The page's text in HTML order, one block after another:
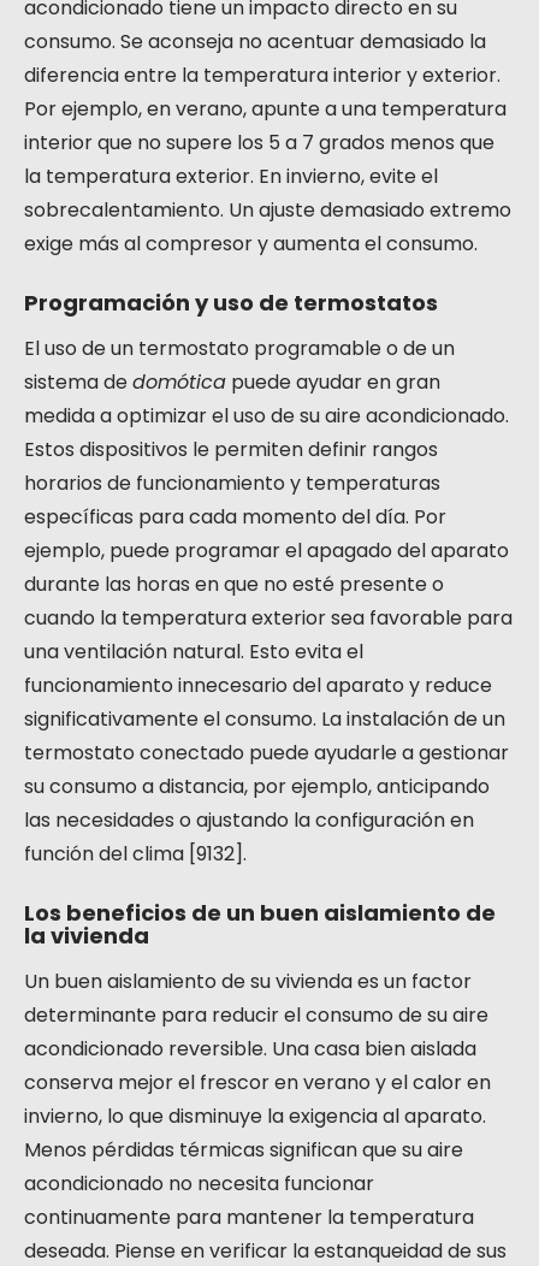
acondicionado tiene un impacto directo en su
consumo. Se aconseja no acentuar demasiado la
diferencia entre la temperatura interior y exterior.
Por ejemplo, en verano, apunte a una temperatura
interior que no supere los 5 a 7 grados menos que
la temperatura exterior. En invierno, evite el
sobrecalentamiento. Un ajuste demasiado extremo
exige más al compresor y aumenta el consumo.
Programación y uso de termostatos
El uso de un termostato programable o de un
sistema dedomótica puede ayudar en gran
medida a optimizar el uso de su aire acondicionado.
Estos dispositivos le permiten definir rangos
horarios de funcionamiento y temperaturas
específicas para cada momento del día. Por
ejemplo, puede programar el apagado del aparato
durante las horas en que no esté presente o
cuando la temperatura exterior sea favorable para
una ventilación natural. Esto evita el
funcionamiento innecesario del aparato y reduce
significativamente el consumo. La instalación de un
termostato conectado puede ayudarle a gestionar
su consumo a distancia, por ejemplo, anticipando
las necesidades o ajustando la configuración en
función del clima [9132].
Los beneficios de un buen aislamiento de
la vivienda
Un buen aislamiento de su vivienda es un factor
determinante para reducir el consumo de su aire
acondicionado reversible. Una casa bien aislada
conserva mejor el frescor en verano y el calor en
invierno, lo que disminuye la exigencia al aparato.
Menos pérdidas térmicas significan que su aire
acondicionado no necesita funcionar
continuamente para mantener la temperatura
deseada. Piense en verificar la estanqueidad de sus